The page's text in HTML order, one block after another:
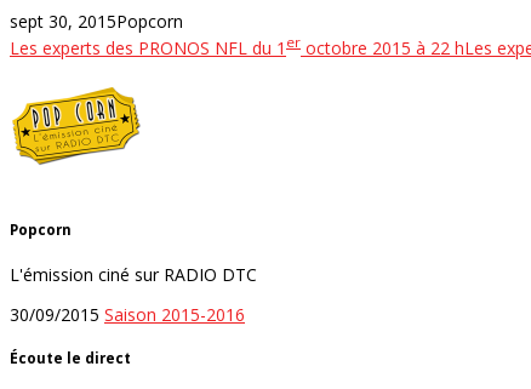
sept 30, 2015Popcorn
Les experts des PRONOS NFL du 1 er octobre 2015 à 22 hLes
Popcorn
L'émission ciné sur RADIO DTC
30/09/2015 Saison 2015-2016
Écoute le direct